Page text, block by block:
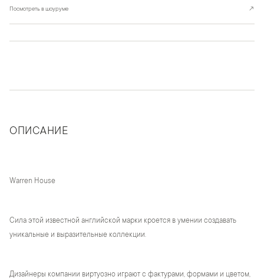
Посмотреть в шоуруме ↗
ОПИСАНИЕ
Warren House
Сила этой известной английской марки кроется в умении создавать
уникальные и выразительные коллекции.
Дизайнеры компании виртуозно играют с фактурами, формами и цветом,